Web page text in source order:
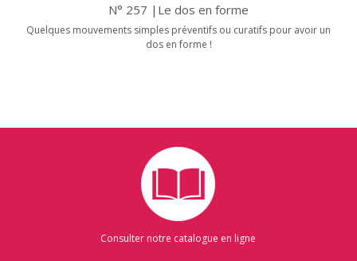
N° 257 |Le dos en forme
Quelques mouvements simples préventifs ou curatifs pour avoir un
dos en forme !
Consulter notre catalogue en ligne